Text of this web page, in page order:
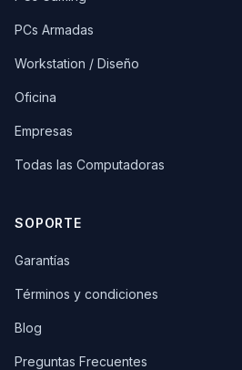
PCs Armadas
Workstation / Diseño
Oficina
Empresas
Todas las Computadoras
SOPORTE
Garantías
Términos y condiciones
Blog
Preguntas Frecuentes